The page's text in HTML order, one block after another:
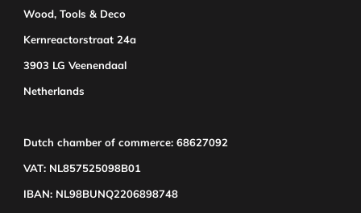
Wood, Tools & Deco
Kernreactorstraat 24a
3903 LG Veenendaal
Netherlands
Dutch chamber of commerce: 68627092
VAT: NL857525098B01
IBAN: NL98BUNQ2206898748